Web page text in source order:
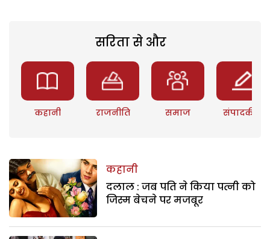
सरिता से और
कहानी राजनीति समाज संपादकीय
कहानी
दलाल : जब पति ने किया पत्नी को
जिस्म बेचने पर मजबूर